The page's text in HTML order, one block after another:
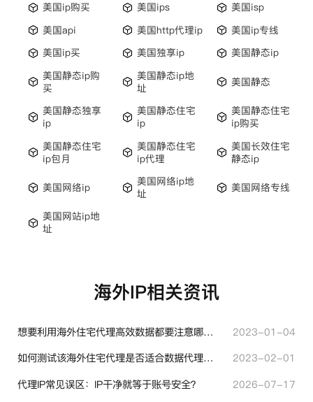
美国ip购买
美国ips
美国isp
美国api
美国http代理ip
美国ip专线
美国ip买
美国独享ip
美国静态ip
美国静态ip购
买
美国静态ip地
址
美国静态
美国静态独享
ip
美国静态住宅
ip
美国静态住宅
ip购买
美国静态住宅
ip包月
美国静态住宅
ip代理
美国长效住宅
静态ip
美国网络ip
美国网络ip地
址
美国网络专线
美国网站ip地
址
海外IP相关资讯
想要利用海外住宅代理高效数据都要注意哪些地方？
2023-01-04
如何测试该海外住宅代理是否适合数据代理使用？
2023-02-01
代理IP常见误区：IP干净就等于账号安全？
2026-07-17